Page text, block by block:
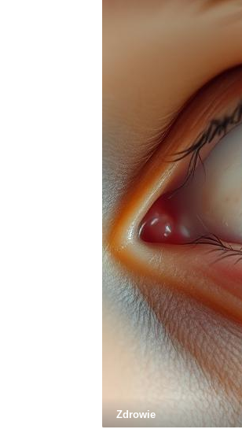
Zdrowie